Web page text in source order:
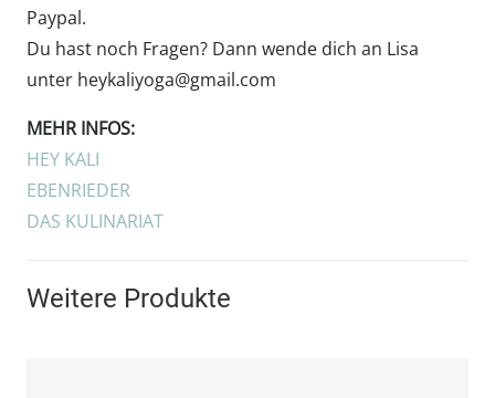
Paypal.
Du hast noch Fragen? Dann wende dich an Lisa
unter heykaliyoga@gmail.com
MEHR INFOS:
HEY KALI
EBENRIEDER
DAS KULINARIAT
Weitere Produkte